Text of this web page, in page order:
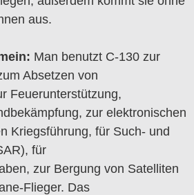
aus.
Man benutzt C-130 zur
Absetzen von
Feuerunterstützung,
zur elektronischen
Kriegsführung, für Such- und
für
zur Bergung von Satelliten
Flieger. Das